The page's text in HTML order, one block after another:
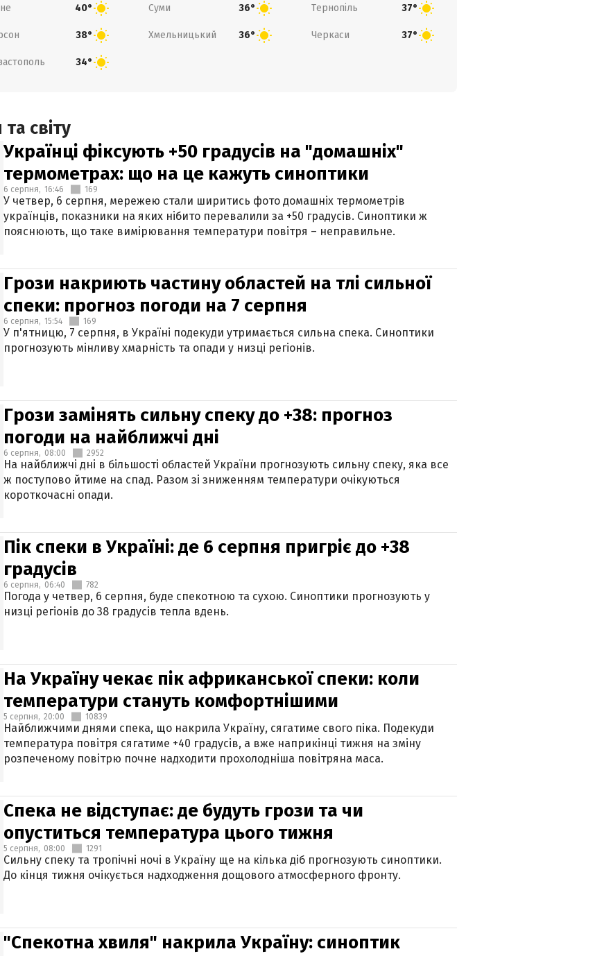
40° Суми 36° Тернопіль 37°
38° Хмельницький 36° Черкаси 37°
34°
світу
Українці фіксують +50 градусів на "домашніх"
термометрах: що на це кажуть синоптики
6 серпня, 16:46 169
У четвер, 6 серпня, мережею стали ширитись фото домашніх термометрів
українців, показники на яких нібито перевалили за +50 градусів. Синоптики ж
пояснюють, що таке вимірювання температури повітря – неправильне.
Грози накриють частину областей на тлі сильної
спеки: прогноз погоди на 7 серпня
6 серпня, 15:54 169
У п'ятницю, 7 серпня, в Україні подекуди утримається сильна спека. Синоптики
прогнозують мінливу хмарність та опади у низці регіонів.
Грози замінять сильну спеку до +38: прогноз
погоди на найближчі дні
6 серпня, 08:00 2952
На найближчі дні в більшості областей України прогнозують сильну спеку, яка все
ж поступово йтиме на спад. Разом зі зниженням температури очікуються
короткочасні опади.
Пік спеки в Україні: де 6 серпня пригріє до +38
градусів
6 серпня, 06:40 782
Погода у четвер, 6 серпня, буде спекотною та сухою. Синоптики прогнозують у
низці регіонів до 38 градусів тепла вдень.
На Україну чекає пік африканської спеки: коли
температури стануть комфортнішими
5 серпня, 20:00 10839
Найближчими днями спека, що накрила Україну, сягатиме свого піка. Подекуди
температура повітря сягатиме +40 градусів, а вже наприкінці тижня на зміну
розпеченому повітрю почне надходити прохолодніша повітряна маса.
Спека не відступає: де будуть грози та чи
опуститься температура цього тижня
5 серпня, 08:00 1291
Сильну спеку та тропічні ночі в Україну ще на кілька діб прогнозують синоптики.
До кінця тижня очікується надходження дощового атмосферного фронту.
"Спекотна хвиля" накрила Україну: синоптик